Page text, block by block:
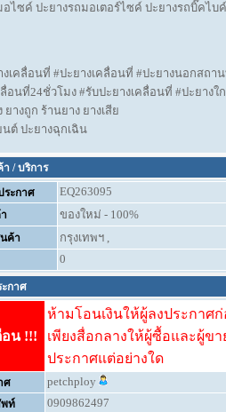
อไซค์ ปะยางรถมอเตอร์ไซค์ ปะยางรถบิ๊คไบค์
งเคลื่อนที่ #ปะยางเคลื่อนที่ #ปะยางนอกสถา
ลื่อนที่24ชั่วโมง #รับปะยางเคลื่อนที่ #ปะยางใ
ยางถูก ร้านยาง ยางเสีย
นต์ ปะยางฉุกเฉิน
/ บริการ
ระกาศ
EQ263095
ของใหม่ - 100%
ค้า กรุงเทพฯ ,
0
กาศ
อน !!!
ห้ามโอนเงินให้ผู้ลงประกาศ
เพียงสื่อกลางให้ผู้ซื้อและผู้ข
ประกาศแต่อย่างใด
ศ petchploy
พท์ 0909862497